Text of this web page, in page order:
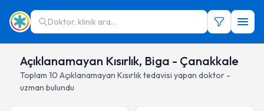
Doktor, klinik ara...
Açıklanamayan Kısırlık, Biga - Çanakkale
Toplam 10 Açıklanamayan Kısırlıktedavisi yapan doktor -
uzman bulundu